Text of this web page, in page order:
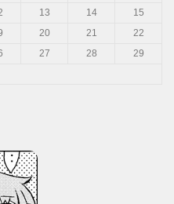
13 14
15
20 21
22
27 28
29